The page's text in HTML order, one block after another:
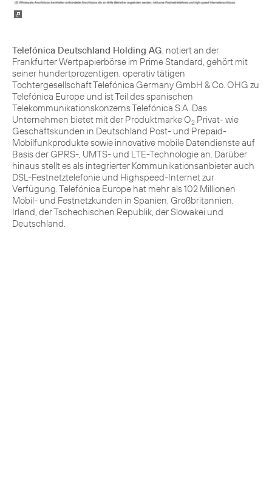
Telefónica Deutschland Holding AG, notiert an der
Frankfurter Wertpapierbörse im Prime Standard, gehört mit
seiner hundertprozentigen, operativ tätigen
Tochtergesellschaft Telefónica Germany GmbH & Co. OHG zu
Telefónica Europe und ist Teil des spanischen
Telekommunikationskonzerns Telefónica S.A. Das
Unternehmen bietet mit der Produktmarke O2 Privat- wie
Geschäftskunden in Deutschland Post- und Prepaid-
Mobilfunkprodukte sowie innovative mobile Datendienste auf
Basis der GPRS-, UMTS- und LTE-Technologie an. Darüber
hinaus stellt es als integrierter Kommunikationsanbieter auch
DSL-Festnetztelefonie und Highspeed-Internet zur
Verfügung. Telefónica Europe hat mehr als 102 Millionen
Mobil- und Festnetzkunden in Spanien, Großbritannien,
Irland, der Tschechischen Republik, der Slowakei und
Deutschland.